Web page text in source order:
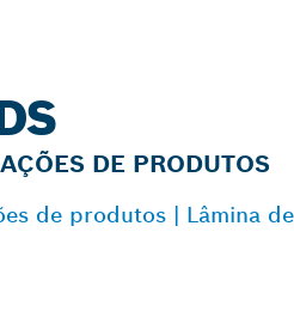
DE PRODUTOS
de produtos | Lâmina